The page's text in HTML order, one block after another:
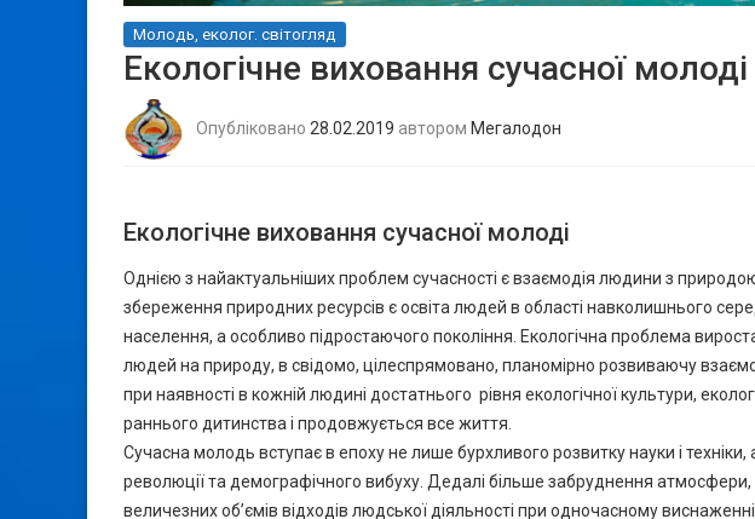
Молодь, еколог. світогляд
Екологічне виховання сучасної молоді
Опубліковано 28.02.2019 автором Мегалодон
Екологічне виховання сучасної молоді
Однією з найактуальніших проблем сучасності є взаємодія людини з
збереження природних ресурсів є освіта людей в області навколишнього
населення, а особливо підростаючого покоління. Екологічна проблема
людей на природу, в свідомо, цілеспрямовано, планомірно розвиваючу
при наявності в кожній людині достатнього рівня екологічної культури,
раннього дитинства і продовжується все життя.
Сучасна молодь вступає в епоху не лише бурхливого розвитку науки і техніки,
революції та демографічного вибуху. Дедалі більше забруднення
величезних об’ємів відходів людської діяльності при одночасному